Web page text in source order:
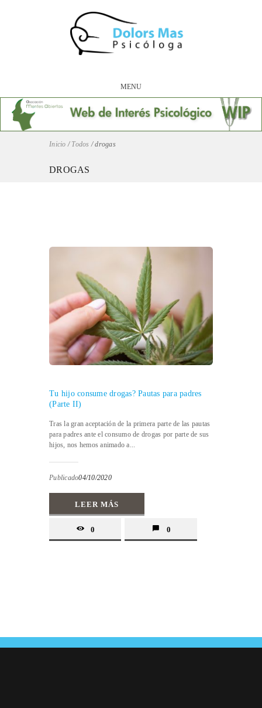
MENU
Inicio / Todos /drogas
DROGAS
Tu hijo consume drogas? Pautas para padres
(Parte II)
Tras la gran aceptación de la primera parte de las pautas
para padres ante el consumo de drogas por parte de sus
hijos, nos hemos animado a...
Publicado04/10/2020
LEER MÁS
0 0